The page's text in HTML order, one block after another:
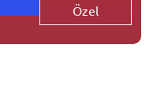
Özel